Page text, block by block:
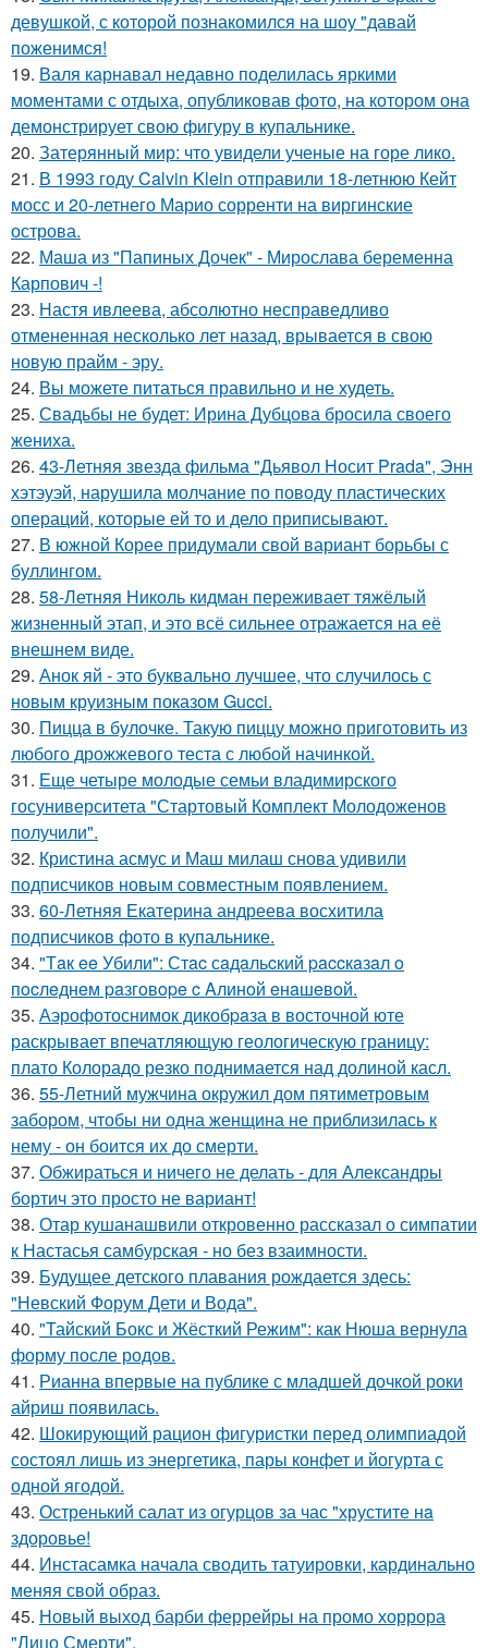
девушкой, с которой познакомился на шоу "давай
поженимся!
19. Валя карнавал недавно поделилась яркими
моментами с отдыха, опубликовав фото, на котором она
демонстрирует свою фигуру в купальнике.
20. Затерянный мир: что увидели ученые на горе лико.
21. В 1993 году Calvin Klein отправили 18-летнюю Кейт
мосс и 20-летнего Марио сорренти на виргинские
острова.
22. Маша из "Папиных Дочек" - Мирослава беременна
Карпович -!
23. Настя ивлеева, абсолютно несправедливо
отмененная несколько лет назад, врывается в свою
новую прайм - эру.
24. Вы можете питаться правильно и не худеть.
25. Свадьбы не будет: Ирина Дубцова бросила своего
жениха.
26. 43-Летняя звезда фильма "Дьявол Носит Prada", Энн
хэтэуэй, нарушила молчание по поводу пластических
операций, которые ей то и дело приписывают.
27. В южной Корее придумали свой вариант борьбы с
буллингом.
28. 58-Летняя Николь кидман переживает тяжёлый
жизненный этап, и это всё сильнее отражается на её
внешнем виде.
29. Анок яй - это буквально лучшее, что случилось с
новым круизным показом Gucci.
30. Пицца в булочке. Такую пиццу можно приготовить из
любого дрожжевого теста с любой начинкой.
31. Еще четыре молодые семьи владимирского
госуниверситета "Стартовый Комплект Молодоженов
получили".
32. Кристина асмус и Маш милаш снова удивили
подписчиков новым совместным появлением.
33. 60-Летняя Екатерина андреева восхитила
подписчиков фото в купальнике.
34. "Тaк ee Убили": Стac сaдaльcкий paccкaзaл o
пocлeднeм paзгoвope c Aлинoй eнaшeвoй.
35. Аэрофотоснимок дикобpaза в восточной юте
раскрывает впечатляющую геологическую границу:
плато Колорадо резко поднимается над долиной касл.
36. 55-Летний мужчина окружил дом пятиметровым
забором, чтобы ни одна женщина не приблизилась к
нему - он боится их до смерти.
37. Обжираться и ничего не делать - для Александры
бортич это просто не вариант!
38. Отар кушанашвили откровенно рассказал о симпатии
к Настасья самбурская - но без взаимности.
39. Будущее детского плавания рождается здесь:
"Невский Форум Дети и Вода".
40. "Тайский Бокс и Жёсткий Режим": как Нюша вернула
форму после родов.
41. Рианна впервые на публике с младшей дочкой роки
айриш появилась.
42. Шокирующий рацион фигуристки перед олимпиадой
состоял лишь из энергетика, пары конфет и йогурта с
одной ягодой.
43. Остренький салат из огурцов за час "хрустите нa
здоровье!
44. Инстасамка начала сводить татуировки, кардинально
меняя свой образ.
45. Новый выход барби феррейры на промо хоррора
"Лицо Смерти".